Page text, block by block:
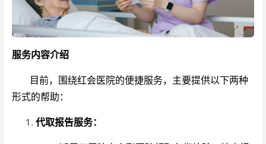
服务内容介绍
目前，围绕红会医院的便捷服务，主要提供以下两种
形式的帮助：
代取报告服务：